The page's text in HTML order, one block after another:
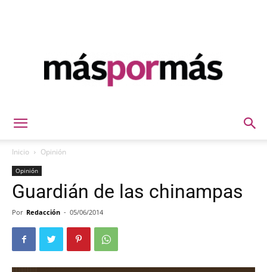
Inicio Opinión
Opinión
Guardián de las chinampas
Por Redacción - 05/06/2014